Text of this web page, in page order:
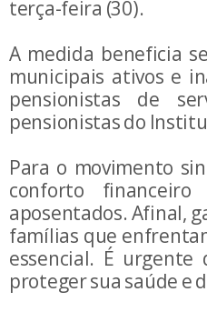
terça-feira (30).
A medida beneficia
municipais ativos e
pensionistas de
pensionistas do
Para o movimento
conforto financeiro
aposentados. Afinal,
famílias que
essencial. É urgente
proteger sua saúde e